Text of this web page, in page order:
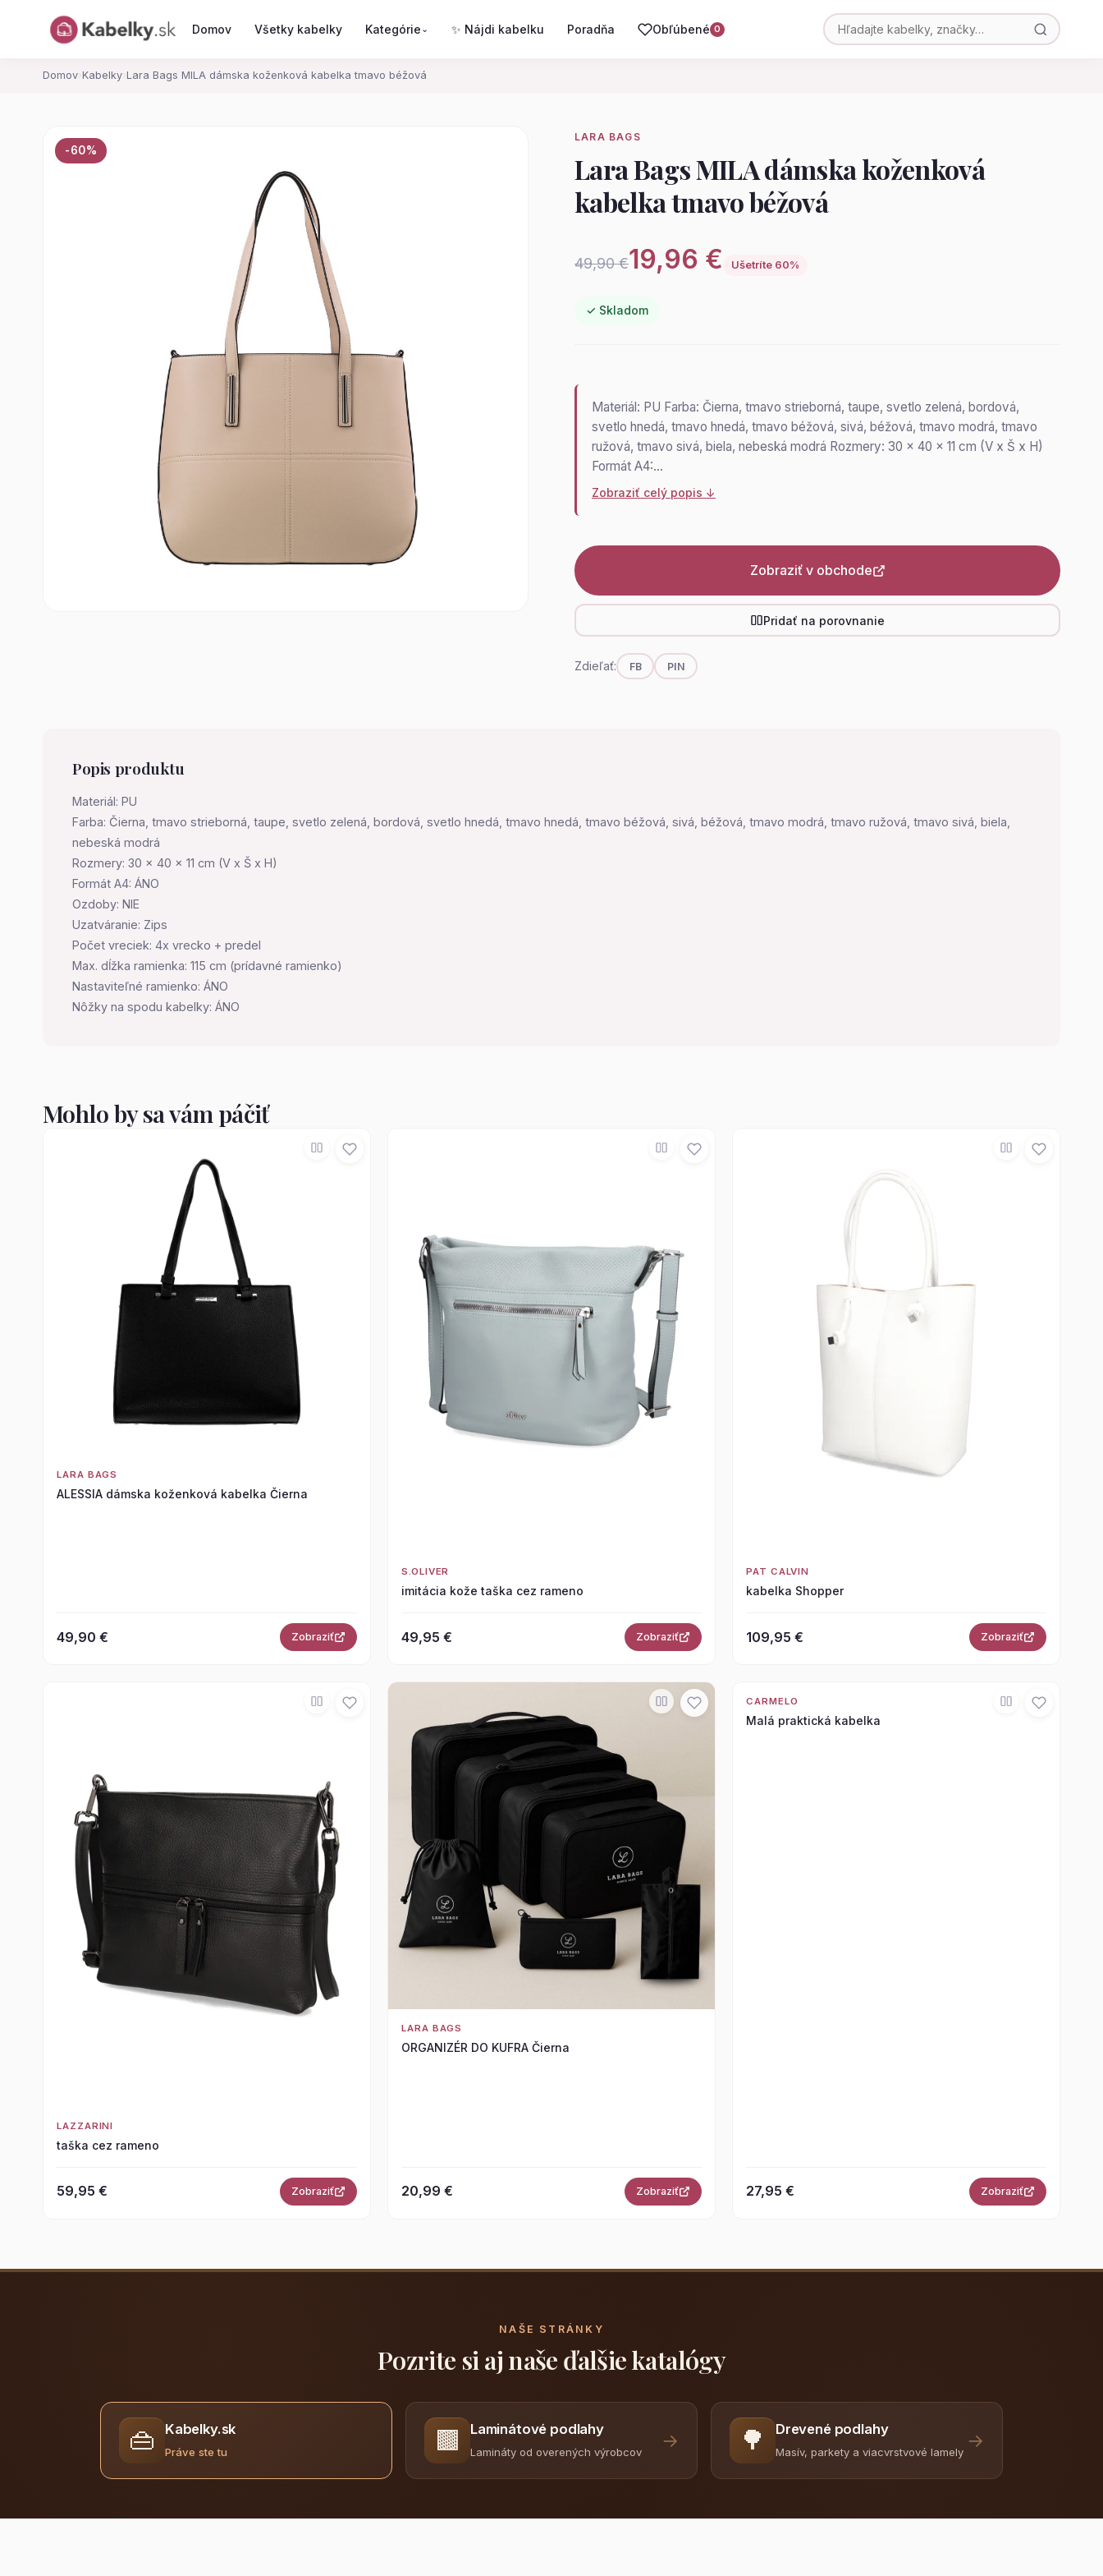
Domov Všetky kabelky Kategórie ⌄ ✨ Nájdi kabelku Poradňa Obľúbené 0
Domov› Kabelky› Lara Bags MILA dámska koženková kabelka tmavo béžová
-60%
LARA BAGS
Lara Bags MILA dámska koženková
kabelka tmavo béžová
49,90 €19,96 € Ušetríte 60%
✓ Skladom
Materiál: PU Farba: Čierna, tmavo strieborná, taupe, svetlo zelená, bordová,
svetlo hnedá, tmavo hnedá, tmavo béžová, sivá, béžová, tmavo modrá, tmavo
ružová, tmavo sivá, biela, nebeská modrá Rozmery: 30 x 40 x 11 cm (V x Š x H)
Formát A4:…
Zobraziť celý popis ↓
Zobraziť v obchode
Pridať na porovnanie
Zdieľať: FB PIN
Popis produktu
Materiál: PU
Farba: Čierna, tmavo strieborná, taupe, svetlo zelená, bordová, svetlo hnedá, tmavo hnedá, tmavo béžová, sivá, béžová, tmavo modrá, tmavo ružová, tmavo sivá, biela,
nebeská modrá
Rozmery: 30 x 40 x 11 cm (V x Š x H)
Formát A4: ÁNO
Ozdoby: NIE
Uzatváranie: Zips
Počet vreciek: 4x vrecko + predel
Max. dĺžka ramienka: 115 cm (prídavné ramienko)
Nastaviteľné ramienko: ÁNO
Nôžky na spodu kabelky: ÁNO
Mohlo by sa vám páčiť
LARA BAGS
ALESSIA dámska koženková kabelka Čierna
49,90 € Zobraziť
S.OLIVER
imitácia kože taška cez rameno
49,95 € Zobraziť
PAT CALVIN
kabelka Shopper
109,95 € Zobraziť
LAZZARINI
taška cez rameno
59,95 € Zobraziť
LARA BAGS
ORGANIZÉR DO KUFRA Čierna
20,99 € Zobraziť
CARMELO
Malá praktická kabelka
27,95 € Zobraziť
NAŠE STRÁNKY
Pozrite si aj naše ďalšie katalógy
👜 Kabelky.sk
Práve ste tu 🟫 Laminátové podlahy
Lamináty od overených výrobcov
→ 🌳 Drevené podlahy
Masív, parkety a viacvrstvové lamely
→